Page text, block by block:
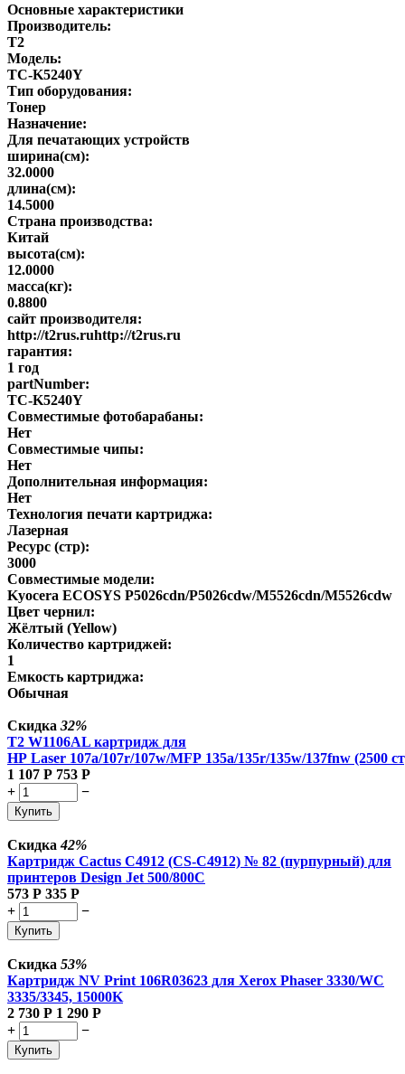
Основные характеристики
Производитель:
T2
Модель:
TC-K5240Y
Тип оборудования:
Тонер
Назначение:
Для печатающих устройств
ширина(см):
32.0000
длина(см):
14.5000
Страна производства:
Китай
высота(см):
12.0000
масса(кг):
0.8800
сайт производителя:
http://t2rus.ruhttp://t2rus.ru
гарантия:
1 год
partNumber:
TC-K5240Y
Совместимые фотобарабаны:
Нет
Совместимые чипы:
Нет
Дополнительная информация:
Нет
Технология печати картриджа:
Лазерная
Ресурс (стр):
3000
Совместимые модели:
Kyocera ECOSYS P5026cdn/P5026cdw/M5526cdn/M5526cdw
Цвет чернил:
Жёлтый (Yellow)
Количество картриджей:
1
Емкость картриджа:
Обычная
Скидка 32%
T2 W1106AL картридж для
HP Laser 107a/107r/107w/MFP 135a/135r/135w/137fnw (2500
1 107 Р 753 Р
+
−
Купить
Скидка42%
Картридж Cactus C4912 (CS-C4912) № 82 (пурпурный) для
принтеров Design Jet 500/800C
573 Р 335 Р
+
−
Купить
Скидка 53%
Картридж NV Print 106R03623 для Xerox Phaser 3330/WC
3335/3345, 15000K
2 730 Р 1 290 Р
+
−
Купить